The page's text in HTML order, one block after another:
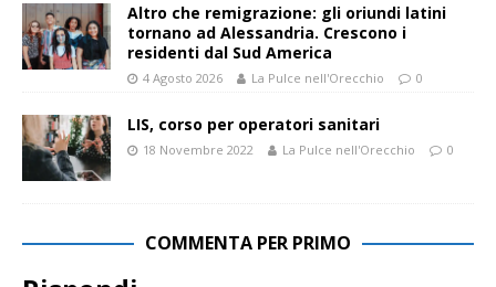
Altro che remigrazione: gli oriundi latini
tornano ad Alessandria. Crescono i
residenti dal Sud America
4 Agosto 2026 La Pulce nell'Orecchio 0
LIS, corso per operatori sanitari
18 Novembre 2022 La Pulce nell'Orecchio 0
COMMENTA PER PRIMO